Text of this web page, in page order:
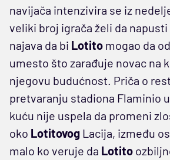
navijača intenzivira se iz
veliki broj igrača želi da napusti
najava da bi Lotito mogao da
umesto što zarađuje novac na
njegovu budućnost. Priča o
pretvaranju stadiona Flaminio
kuću nije uspela da promeni
oko Lotitovog Lacija, između
malo ko veruje da Lotito